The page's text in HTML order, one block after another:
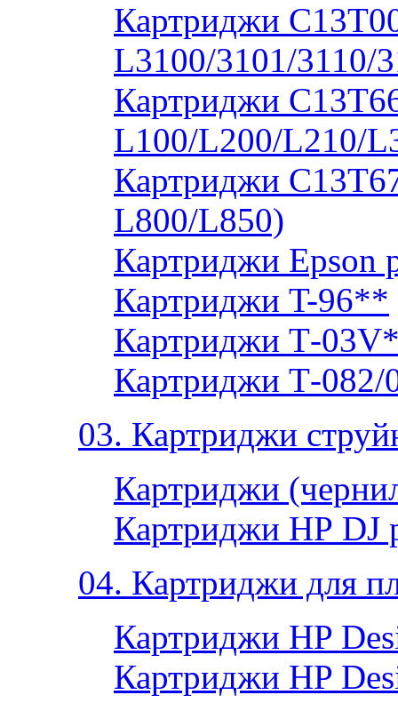
Картриджи
L3100/3101/3110/
Картриджи
L100/L200/L210/
Картриджи
L800/L850)
Картриджи Epson
Картриджи T-96**
Картриджи Т-
Картриджи Т-
03. Картриджи
Картриджи
Картриджи НР DJ
04. Картриджи для
Картриджи HP
Картриджи HP